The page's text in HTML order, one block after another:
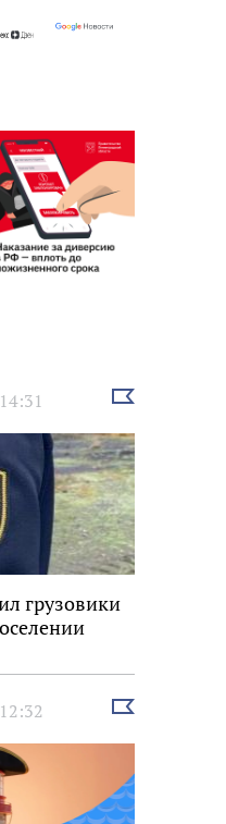
Выбрать
грузовики
Выбрать